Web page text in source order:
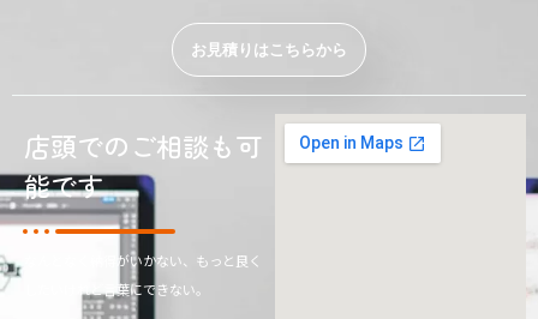
お見積りはこちらから
店頭でのご相談も可
能です
なんとなく納得がいかない、もっと良く
したいけれど言葉にできない。